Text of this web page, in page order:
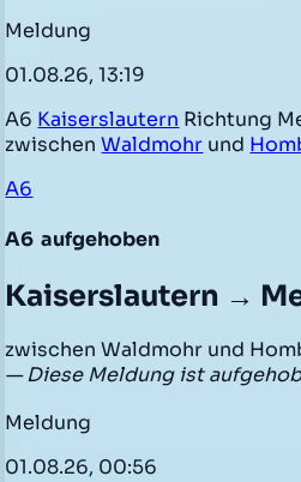
Meldung
01.08.26, 13:19
A6 Kaiserslautern Richtung
zwischenWaldmohr und
A6
A6 aufgehoben
Kaiserslautern →
zwischen Waldmohr und
— Diese Meldung ist
Meldung
01.08.26, 00:56